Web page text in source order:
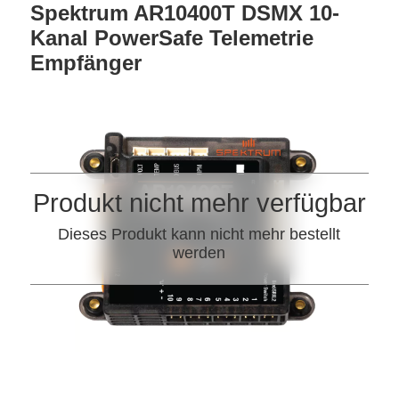
Spektrum AR10400T DSMX 10-
Kanal PowerSafe Telemetrie
Empfänger
Produkt nicht mehr verfügbar
Dieses Produkt kann nicht mehr bestellt
werden